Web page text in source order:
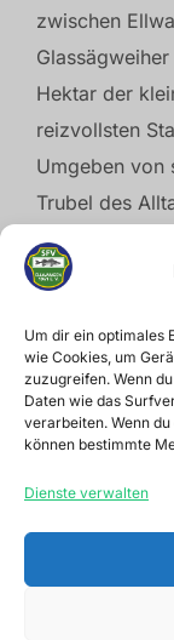
Um dir ein optimales
wie Cookies, um
zuzugreifen. Wenn
Daten wie das
verarbeiten. Wenn
können bestimmte
Dienste verwalten
zwischen
Hektar der
reizvollsten
Umgeben von
Trubel des
Atmosphäre
Wassertiefe
Metern
Angelerlebnis.
passionierte